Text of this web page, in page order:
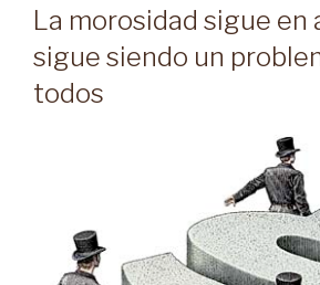
EN
La morosidad sigue en
sigue siendo un
todos